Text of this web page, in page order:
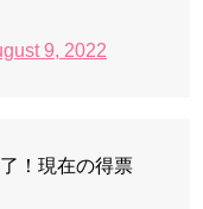
9, 2022
！現在の得票